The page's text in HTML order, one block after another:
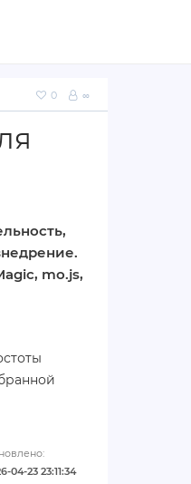
0 ∞
mo.js,
04-23 23:11:34